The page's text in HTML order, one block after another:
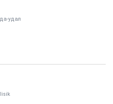
удал